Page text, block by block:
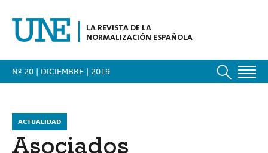
LA REVISTA DE LA
NORMALIZACIÓN ESPAÑOLA
Nº 20 | DICIEMBRE | 2019
ACTUALIDAD